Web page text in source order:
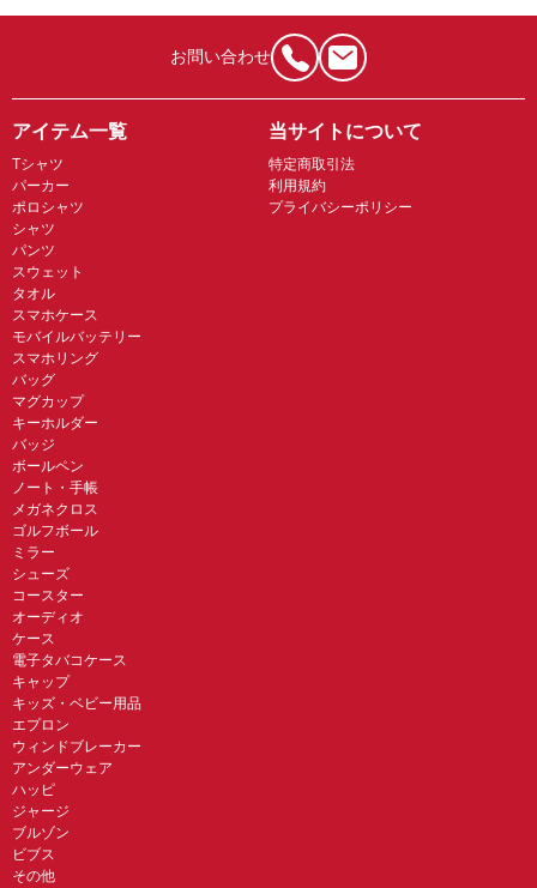
お問い合わせ
アイテム一覧
Tシャツ
パーカー
ポロシャツ
シャツ
パンツ
スウェット
タオル
スマホケース
モバイルバッテリー
スマホリング
バッグ
マグカップ
キーホルダー
バッジ
ボールペン
ノート・手帳
メガネクロス
ゴルフボール
ミラー
シューズ
コースター
オーディオ
ケース
電子タバコケース
キャップ
キッズ・ベビー用品
エプロン
ウィンドブレーカー
アンダーウェア
ハッピ
ジャージ
ブルゾン
ビブス
その他
当サイトについて
特定商取引法
利用規約
プライバシーポリシー